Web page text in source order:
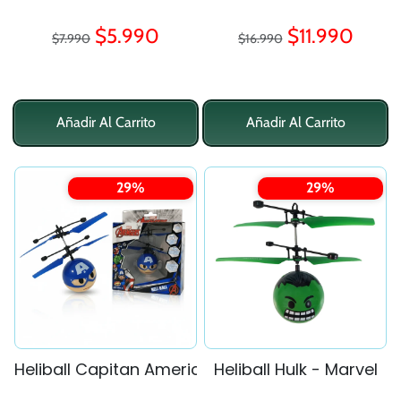
Precio regular
$7.990 Precio de oferta
$5.990
Añadir Al Carrito
Precio regular
$16.990 Precio de
$11.990
Añadir Al Carrito
29%
Heliball Capitan America - Marvel
29%
Heliball Hulk - Marvel